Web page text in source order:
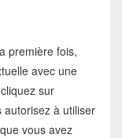
divers
première fois,
avec une
sur
autorisez à utiliser
vous avez